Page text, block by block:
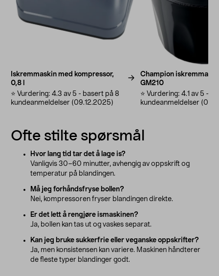
Iskremmaskin med kompressor,
0,8 l
⭐️ Vurdering: 4.3 av 5 - basert på 8
kundeanmeldelser (09.12.2025)
Champion
GM210
⭐️ Vurdering: 4.1 av 5 -
kundeanmeldelser
Ofte stilte spørsmål
Hvor lang tid tar det å lage is?
Vanligvis 30–60 minutter, avhengig av oppskrift og
temperatur på blandingen.
Må jeg forhåndsfryse bollen?
Nei, kompressoren fryser blandingen direkte.
Er det lett å rengjøre ismaskinen?
Ja, bollen kan tas ut og vaskes separat.
Kan jeg bruke sukkerfrie eller veganske oppskrifter?
Ja, men konsistensen kan variere. Maskinen håndterer
de fleste typer blandinger godt.